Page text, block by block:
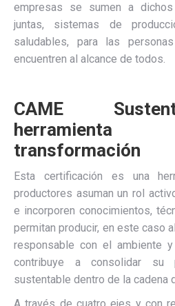
empresas se sumen a
juntas, sistemas de
saludables, para las
encuentren al alcance de todos.
CAME
transformación
Esta certificación es una
productores asuman un rol
e incorporen conocimientos,
permitan producir, en este caso
responsable con el ambiente
contribuye a consolidar su
sustentable dentro de la cadena